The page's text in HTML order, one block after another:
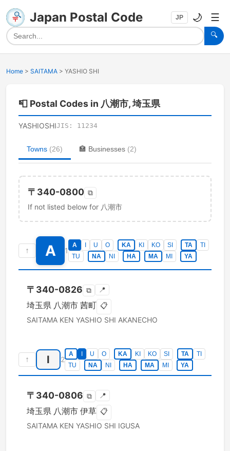
Japan Postal Code
🔍
JP 🌙 ☰
Home > SAITAMA > YASHIO SHI
📮 Postal Codes in 八潮市, 埼玉県
YASHIOSHIJIS: 11234
Towns (26) 🏣 Businesses (2)
〒 340-0800 ⧉
If not listed below for 八潮市
↑ A 1
A U O KA KI KO SI TA
TI
TU
NA NI HA MA MI YA
〒 340-0826 ⧉ 📍
埼玉県 八潮市 茜町 📋
SAITAMA KEN YASHIO SHI AKANECHO
↑ I 2
A U O KA KI KO SI TA
TI
TU
NA NI HA MA MI YA
〒 340-0806 ⧉ 📍
埼玉県 八潮市 伊草 📋
SAITAMA KEN YASHIO SHI IGUSA